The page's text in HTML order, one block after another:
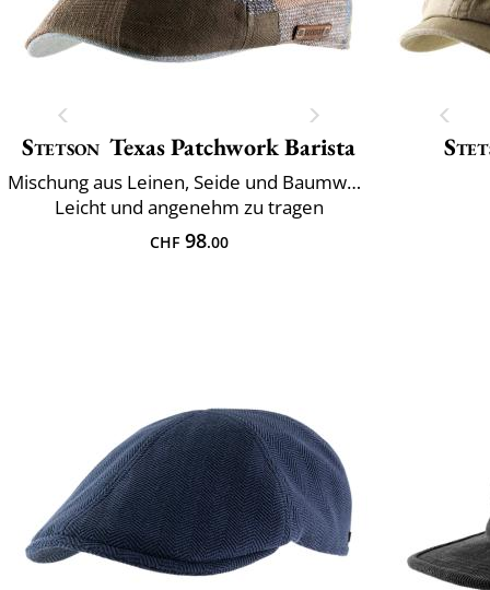
Stetson Texas Patchwork Barista
Mischung aus Leinen, Seide und Baumwolle
Leicht und angenehm zu tragen
CHF98.00